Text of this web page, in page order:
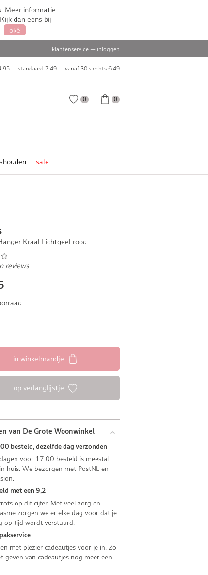
Meer informatie
dan eens bij
oké
klantenservice — inloggen
— standaard 7,49 — vanaf 30 slechts 6,49
0 0
sale
Kraal Lichtgeel rood
reviews
in winkelmandje
op verlanglijstje
van De Grote Woonwinkel
besteld, dezelfde dag verzonden
voor 17:00 besteld is meestal
huis. We bezorgen met PostNL en
met een 9,2
op dit cijfer. Met veel zorg en
zorgen we er elke dag voor dat je
op tijd wordt verstuurd.
met plezier cadeautjes voor je in. Zo
geven van cadeautjes nog meer een